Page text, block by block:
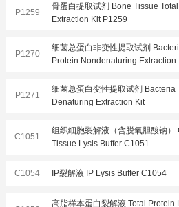
P1259
骨蛋白提取试剂 Bone Tissue
Extraction Kit P1259
P1270
细菌总蛋白非变性提取试剂
Protein Nondenaturing Extraction
P1271
细菌总蛋白变性提取试剂 Bacteria
Denaturing Extraction Kit
C1051
组织细胞裂解液（含脱氧胆酸钠）
Tissue Lysis Buffer C1051
C1054 IP裂解液 IP Lysis Buffer C1054
高脂样本蛋白裂解液 Total Protein